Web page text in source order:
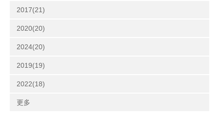
2017(21)
2020(20)
2024(20)
2019(19)
2022(18)
更多